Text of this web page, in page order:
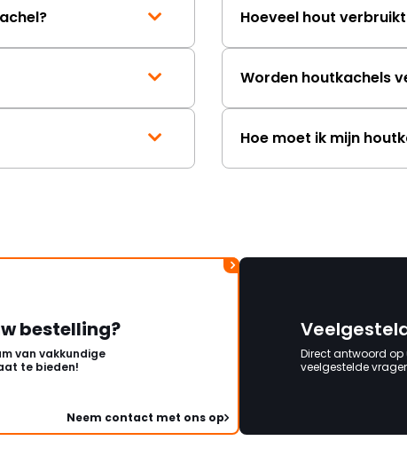
Hoeveel hout
Worden houtkachels
Hoe moet ik mijn
bestelling?
van vakkundige
te bieden!
Neem contact met ons op
Direct antwoord op
veelgestelde